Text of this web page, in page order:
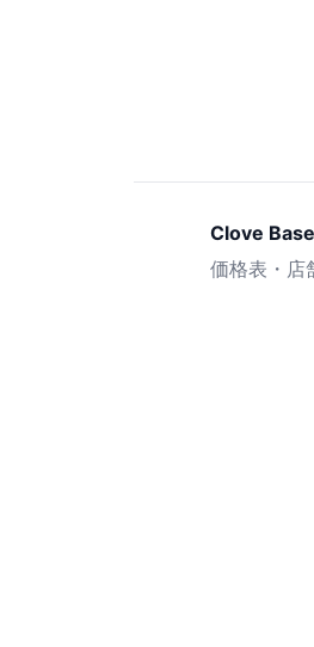
Clove
価格表・店